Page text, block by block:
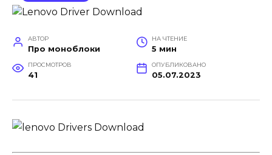
АВТОР
Про моноблоки
НА ЧТЕНИЕ
5 мин
ПРОСМОТРОВ
41
ОПУБЛИКОВАНО
05.07.2023